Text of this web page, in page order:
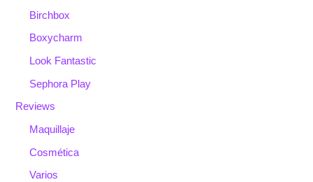
Birchbox
Boxycharm
Look Fantastic
Sephora Play
Reviews
Maquillaje
Cosmética
Varios